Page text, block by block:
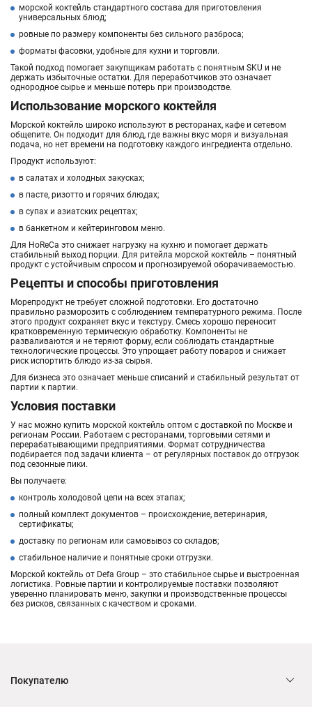
морской коктейль стандартного состава для приготовления
универсальных блюд;
ровные по размеру компоненты без сильного разброса;
форматы фасовки, удобные для кухни и торговли.
Такой подход помогает закупщикам работать с понятным SKU и не
держать избыточные остатки. Для переработчиков это означает
однородное сырье и меньше потерь при производстве.
Использование морского коктейля
Морской коктейль широко используют в ресторанах, кафе и сетевом
общепите. Он подходит для блюд, где важны вкус моря и визуальная
подача, но нет времени на подготовку каждого ингредиента отдельно.
Продукт используют:
в салатах и холодных закусках;
в пасте, ризотто и горячих блюдах;
в супах и азиатских рецептах;
в банкетном и кейтеринговом меню.
Для HoReCa это снижает нагрузку на кухню и помогает держать
стабильный выход порции. Для ритейла морской коктейль – понятный
продукт с устойчивым спросом и прогнозируемой оборачиваемостью.
Рецепты и способы приготовления
Морепродукт не требует сложной подготовки. Его достаточно
правильно разморозить с соблюдением температурного режима. После
этого продукт сохраняет вкус и текстуру. Смесь хорошо переносит
кратковременную термическую обработку. Компоненты не
разваливаются и не теряют форму, если соблюдать стандартные
технологические процессы. Это упрощает работу поваров и снижает
риск испортить блюдо из-за сырья.
Для бизнеса это означает меньше списаний и стабильный результат от
партии к партии.
Условия поставки
У нас можно купить морской коктейль оптом с доставкой по Москве и
регионам России. Работаем с ресторанами, торговыми сетями и
перерабатывающими предприятиями. Формат сотрудничества
подбирается под задачи клиента – от регулярных поставок до отгрузок
под сезонные пики.
Вы получаете:
контроль холодовой цепи на всех этапах;
полный комплект документов – происхождение, ветеринария,
сертификаты;
доставку по регионам или самовывоз со складов;
стабильное наличие и понятные сроки отгрузки.
Морской коктейль от Defa Group – это стабильное сырье и выстроенная
логистика. Ровные партии и контролируемые поставки позволяют
уверенно планировать меню, закупки и производственные процессы
без рисков, связанных с качеством и сроками.
Покупателю